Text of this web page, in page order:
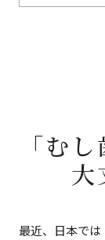
「む
大
最近、日本で